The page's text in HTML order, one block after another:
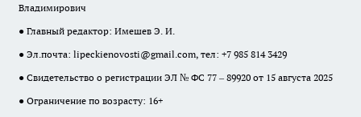
Владимирович
● Главный редактор: Имешев Э. И.
● Эл.почта: lipeckienovosti@gmail.com, тел: +7 985 814 3429
● Свидетельство о регистрации ЭЛ № ФС 77 – 89920 от 15 августа 2025
● Ограничение по возрасту: 16+